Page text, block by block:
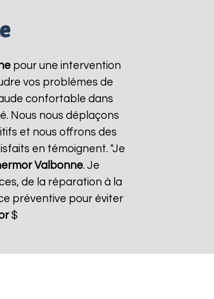
pour une intervention
vos problèmes de
confortable dans
Nous nous déplaçons
et nous offrons des
en témoignent. "Je
Valbonne. Je
de la réparation à la
préventive pour éviter
$